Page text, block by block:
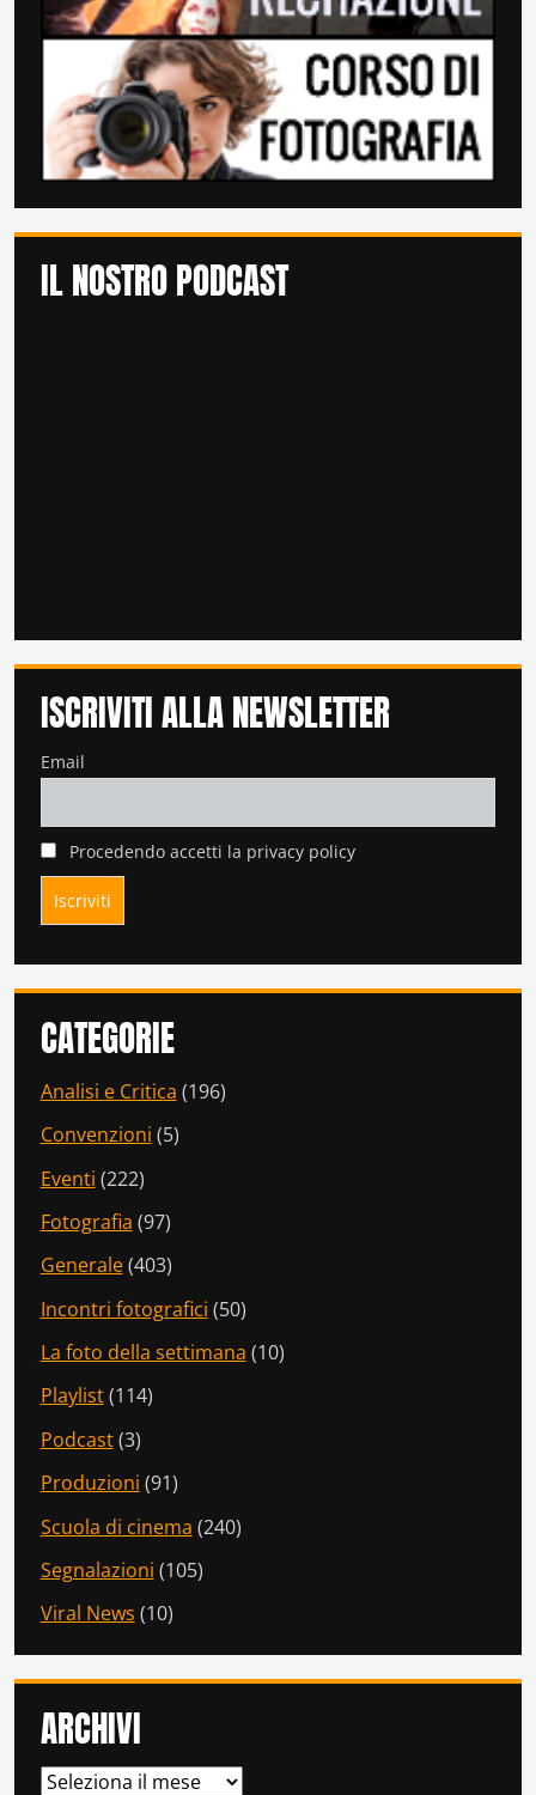
IL NOSTRO PODCAST
ISCRIVITI ALLA NEWSLETTER
Email
Procedendo accetti la privacy policy
CATEGORIE
Analisi e Critica (196)
Convenzioni (5)
Eventi (222)
Fotografia (97)
Generale(403)
Incontri fotografici (50)
La foto della settimana (10)
Playlist(114)
Podcast(3)
Produzioni (91)
Scuola di cinema (240)
Segnalazioni (105)
Viral News (10)
ARCHIVI
ARCHIVI